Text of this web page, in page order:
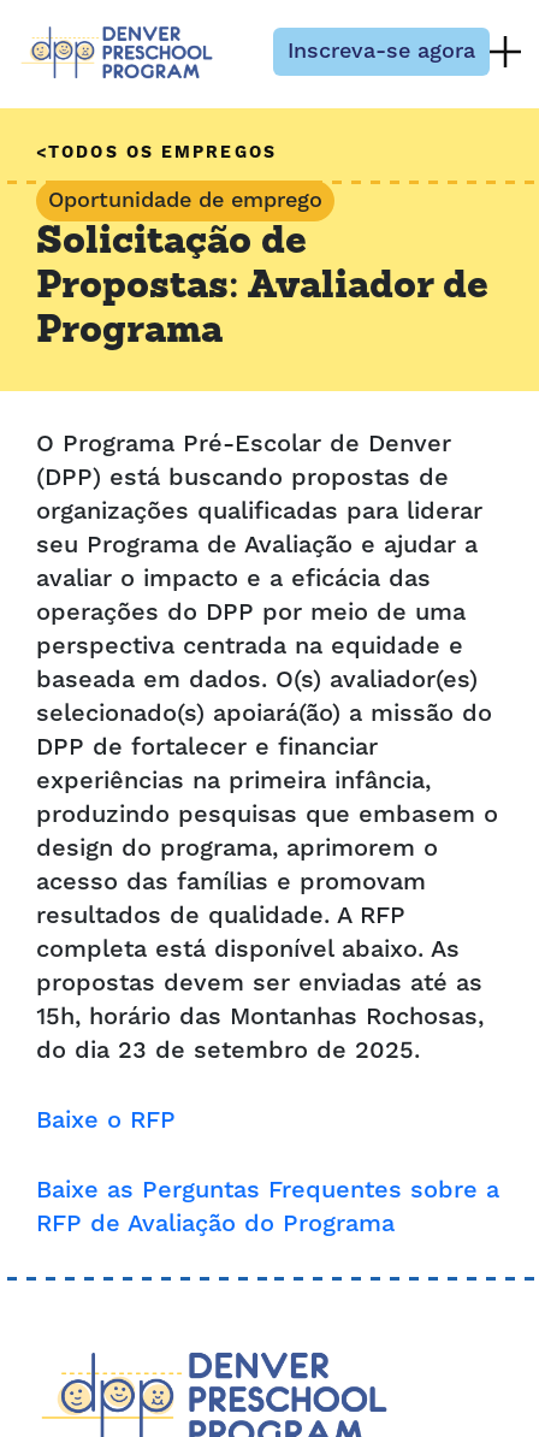
Inscreva-se agora
TODOS OS EMPREGOS
Oportunidade de emprego
Solicitação de
Propostas: Avaliador de
Programa
O Programa Pré-Escolar de Denver
(DPP) está buscando propostas de
organizações qualificadas para liderar
seu Programa de Avaliação e ajudar a
avaliar o impacto e a eficácia das
operações do DPP por meio de uma
perspectiva centrada na equidade e
baseada em dados. O(s) avaliador(es)
selecionado(s) apoiará(ão) a missão do
DPP de fortalecer e financiar
experiências na primeira infância,
produzindo pesquisas que embasem o
design do programa, aprimorem o
acesso das famílias e promovam
resultados de qualidade. A RFP
completa está disponível abaixo. As
propostas devem ser enviadas até as
15h, horário das Montanhas Rochosas,
do dia 23 de setembro de 2025.
Baixe o RFP
Baixe as Perguntas Frequentes sobre a
RFP de Avaliação do Programa